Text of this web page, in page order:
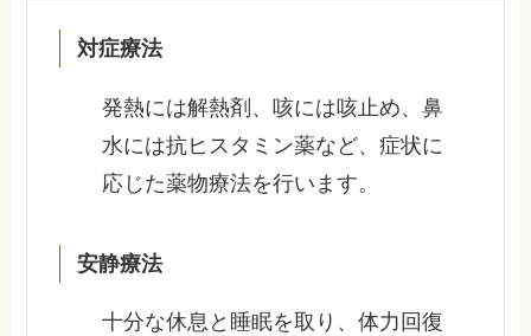
対症療法
発熱には解熱剤、咳には咳止め、鼻
水には抗ヒスタミン薬など、症状に
応じた薬物療法を行います。
安静療法
十分な休息と睡眠を取り、体力回復